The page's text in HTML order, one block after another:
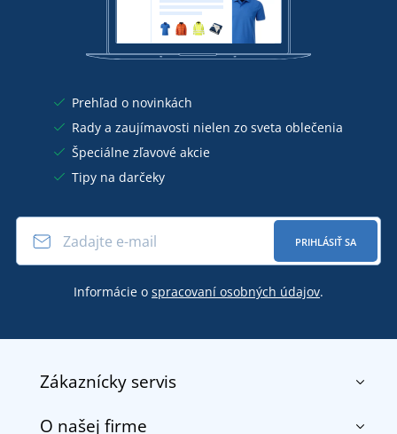
Prehľad o novinkách
Rady a zaujímavosti nielen zo sveta oblečenia
Špeciálne zľavové akcie
Tipy na darčeky
PRIHLÁSIŤ SA
Informácie o spracovaní osobných údajov.
Zákaznícky servis
Kontakt
O našej firme